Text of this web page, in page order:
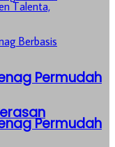
Permudah
Permudah